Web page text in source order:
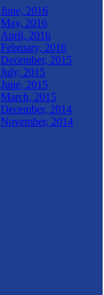
June, 2016
May, 2016
April, 2016
February, 2016
December, 2015
July, 2015
June, 2015
March, 2015
December, 2014
November, 2014